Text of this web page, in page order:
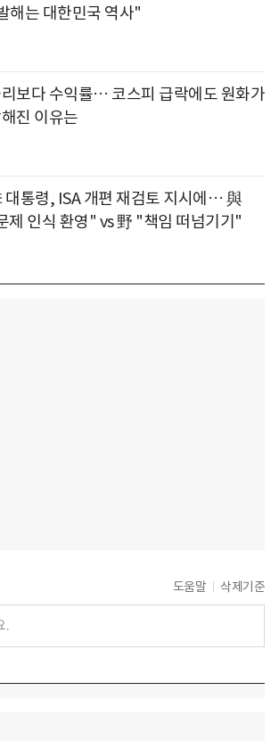
해는 대한민국 역사"
보다 수익률… 코스피 급락에도 원화가
진 이유는
대통령, ISA 개편 재검토 지시에… 與
제 인식 환영" vs 野 "책임 떠넘기기"
도움말 삭제기준